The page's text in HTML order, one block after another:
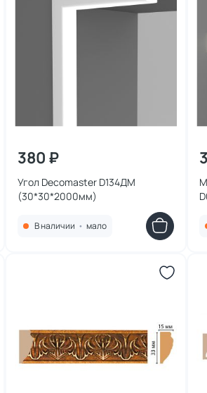
380 ₽
Угол Decomaster D134ДМ
(30*30*2000мм)
В наличии • мало